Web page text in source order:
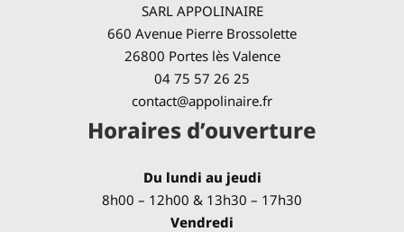
SARL APPOLINAIRE
660 Avenue Pierre Brossolette
26800 Portes lès Valence
04 75 57 26 25
contact@appolinaire.fr
Horaires d’ouverture
Du lundi au jeudi
8h00 – 12h00 & 13h30 – 17h30
Vendredi